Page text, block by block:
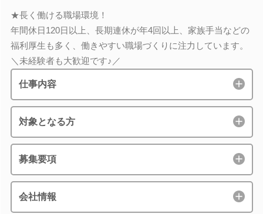
★長く働ける職場環境！
年間休日120日以上、長期連休が年4回以上、家族手当などの
福利厚生も多く、働きやすい職場づくりに注力しています。
＼未経験者も大歓迎です♪／
仕事内容
対象となる方
募集要項
会社情報